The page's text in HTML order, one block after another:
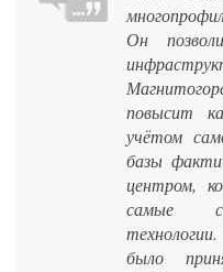
Он
повысит
учётом
базы
центром,
самые
было